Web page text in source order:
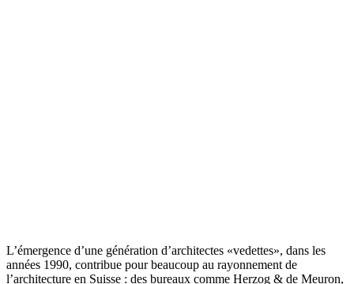
L’émergence d’une génération d’architectes «vedettes», dans les
années 1990, contribue pour beaucoup au rayonnement de
l’architecture en Suisse : des bureaux comme Herzog & de Meuron,